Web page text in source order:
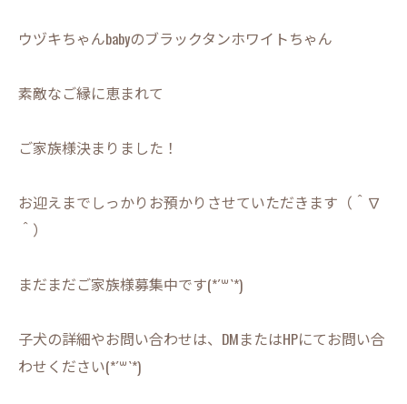
ウヅキちゃんbabyのブラックタンホワイトちゃん
素敵なご縁に恵まれて
ご家族様決まりました！
お迎えまでしっかりお預かりさせていただきます（＾∇
＾）
まだまだご家族様募集中です(*´꒳`*)
子犬の詳細やお問い合わせは、DMまたはHPにてお問い合
わせください(*´꒳`*)